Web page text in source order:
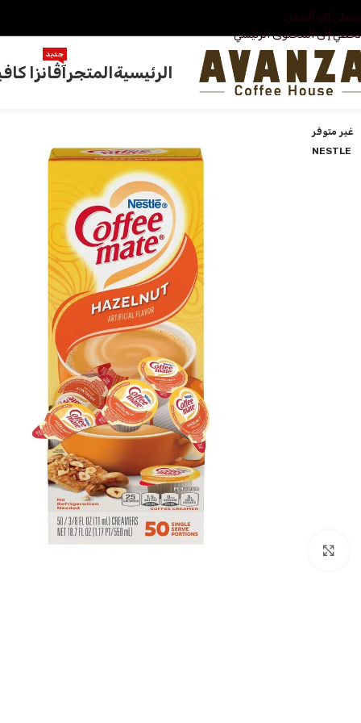
تخطي إلى التنقل
تخطي إلى المحتوى الرئيسي
الرئيسيةالمتجرآڤانزا
جديد
غير متوفر
NESTLE